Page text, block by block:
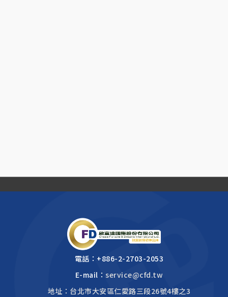
電話： +886-2-2703-2053
E-mail：service@cfd.tw
地址：台北市大安區仁愛路三段26號4樓之3